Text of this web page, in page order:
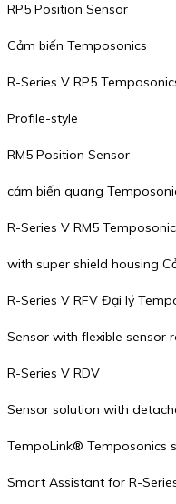
RP5 Position Sensor
Cảm biến Temposonics
R-Series V RP5
Profile-style
RM5 Position Sensor
cảm biến quang
R-Series V RM5
with super shield housing
R-Series V RFV Đại lý
Sensor with flexible sensor
R-Series V RDV
Sensor solution with
TempoLink® Temposonics
Smart Assistant for R-